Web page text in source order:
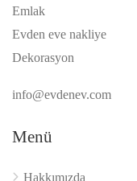
Emlak
Evden eve nakliye
Dekorasyon
info@evdenev.com
Menü
Hakkımızda